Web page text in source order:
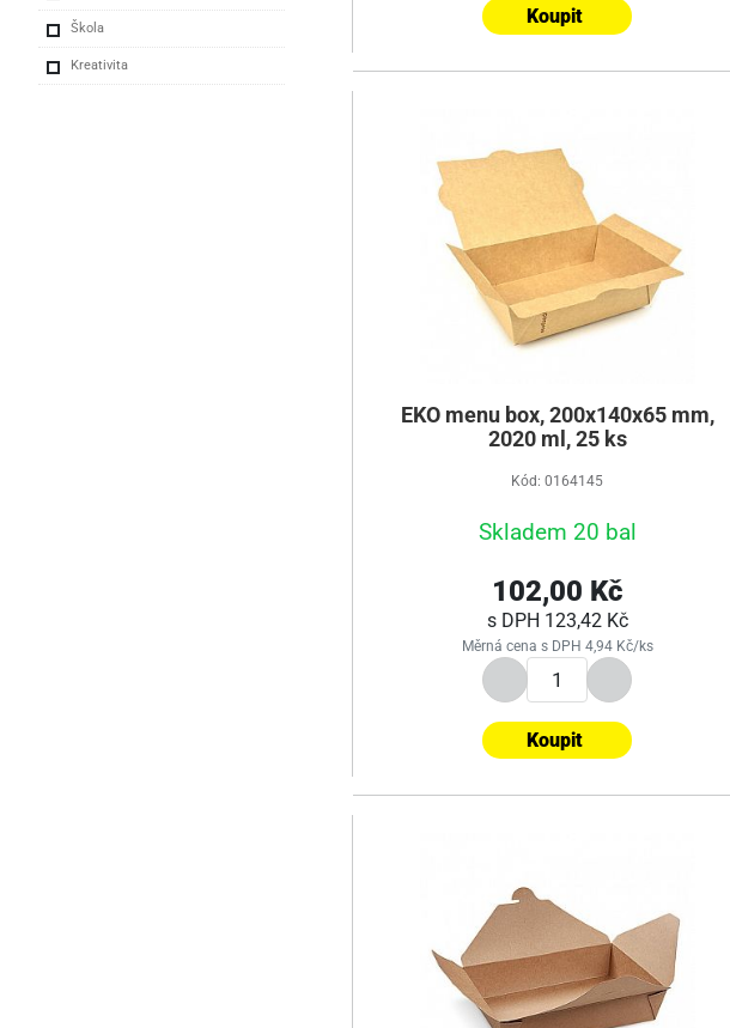
Škola
Kreativita
Koupit
EKO menu box, 200x140x65 mm,
2020 ml, 25 ks
Kód: 0164145
Skladem 20 bal
102,00 Kč
s DPH 123,42 Kč
Měrná cena s DPH 4,94 Kč/ks
Koupit